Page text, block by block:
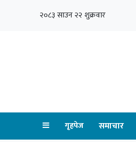
२०८३ साउन २२ शुक्रवार
गृहपेज समाचार